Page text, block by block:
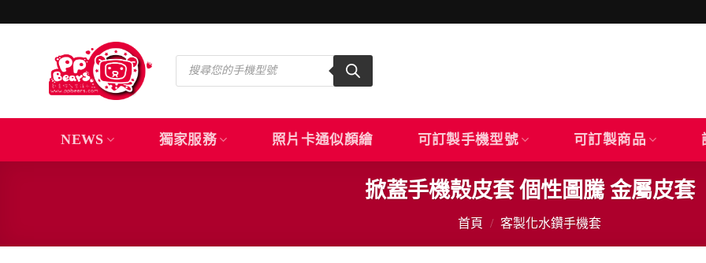
Products
search
NEWS 獨家服務 照片卡通似顏繪 可訂製手機型號 可訂製商品
掀蓋手機殼皮套 個性圖騰 金屬皮套
首頁 / 客製化水鑽手機套